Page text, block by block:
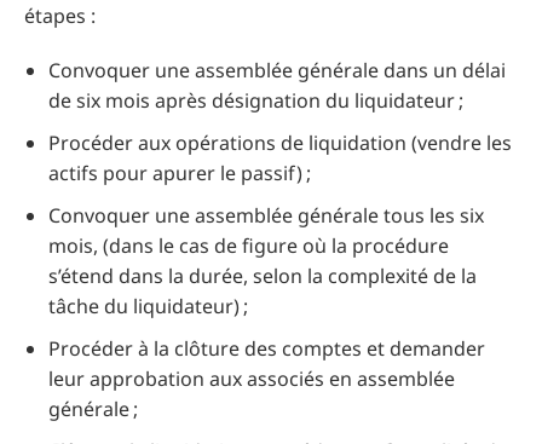
étapes :
Convoquer une assemblée générale dans un délai
de six mois après désignation du liquidateur ;
Procéder aux opérations de liquidation (vendre les
actifs pour apurer le passif) ;
Convoquer une assemblée générale tous les six
mois, (dans le cas de figure où la procédure
s’étend dans la durée, selon la complexité de la
tâche du liquidateur) ;
Procéder à la clôture des comptes et demander
leur approbation aux associés en assemblée
générale ;